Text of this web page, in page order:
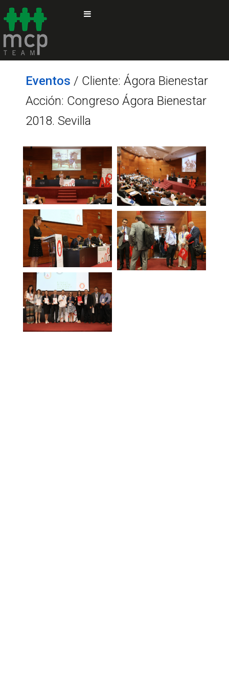
Eventos / Cliente: Ágora Bienestar
Acción: Congreso Ágora Bienestar
2018. Sevilla